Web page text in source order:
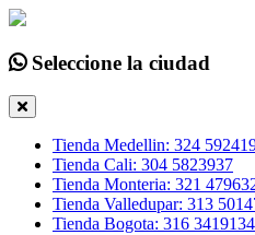
Seleccione la ciudad
Tienda Medellin: 324
Tienda Cali: 304 5823937
Tienda Monteria: 321
Tienda Valledupar: 313
Tienda Bogota: 316 3419134